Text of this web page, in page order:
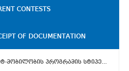
CONTESTS
OF DOCUMENTATION
კონკურსი PEERS კრედიტ-მობილობის პროგრამის სტიპენდიების მოსაპოვებლად (2025) თსუ-ს ბაკალავრიატის, მაგისტრატურის და დოქტორანტურის საფეხურის სტუდენტებისთვის მინიოს უნივერსიტეტში, ავეიროს უნივერსიტეტში და ევორას უნივერისტეტში